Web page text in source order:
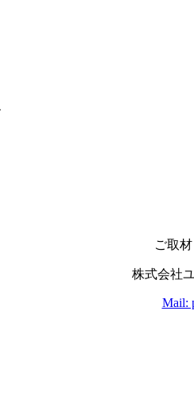
ご取
株式会社
Mail: